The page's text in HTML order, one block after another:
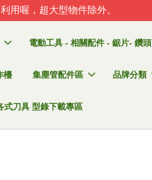
用喔，超大型物件除外。
電動工具 - 相關配件 - 鋸片- 鑽頭
檯 集塵管配件區 品牌分類
式刀具 型錄下載專區